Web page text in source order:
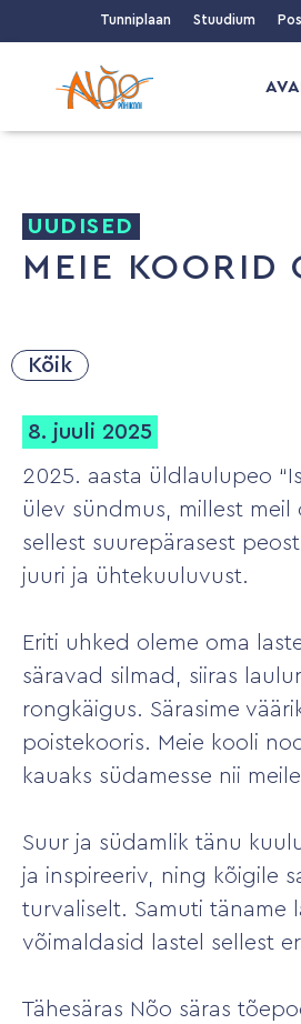
Tunniplaan Stuudium
UUDISED
MEIE KOORID
Kõik
8. juuli 2025
2025. aasta üldlaulupeo
ülev sündmus, millest meil
sellest suurepärasest
juuri ja ühtekuuluvust.
Eriti uhked oleme oma
säravad silmad, siiras
rongkäigus. Särasime
poistekooris. Meie kooli
kauaks südamesse nii
Suur ja südamlik tänu
ja inspireeriv, ning kõigile
turvaliselt. Samuti täname
võimaldasid lastel sellest
Tähesäras Nõo säras